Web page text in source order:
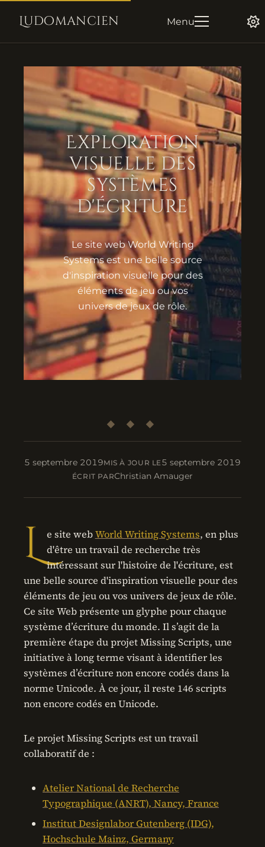
Ludomancien Menu
Exploration
visuelle des
systèmes
d'écriture
Le site web World Writing
Systems est une belle source
d'inspiration visuelle pour des
éléments de jeu ou vos
univers de jeux de rôle.
5 septembre 2019MIS À JOUR LE 5 septembre 2019
ÉCRIT PARChristian Amauger
L e site webWorld Writing Systems, en plus
d'être un travail de recherche très
intéressant sur l'histoire de l'écriture, est
une belle source d'inspiration visuelle pour des
éléments de jeu ou vos univers de jeux de rôle.
Ce site Web présente un glyphe pour chaque
système d’écriture du monde. Il s’agit de la
première étape du projet Missing Scripts, une
initiative à long terme visant à identifier les
systèmes d’écriture non encore codés dans la
norme Unicode. À ce jour, il reste 146 scripts
non encore codés en Unicode.
Le projet Missing Scripts est un travail
collaboratif de :
Atelier National de Recherche
Typographique (ANRT), Nancy, France
Institut Designlabor Gutenberg (IDG),
Hochschule Mainz, Germany